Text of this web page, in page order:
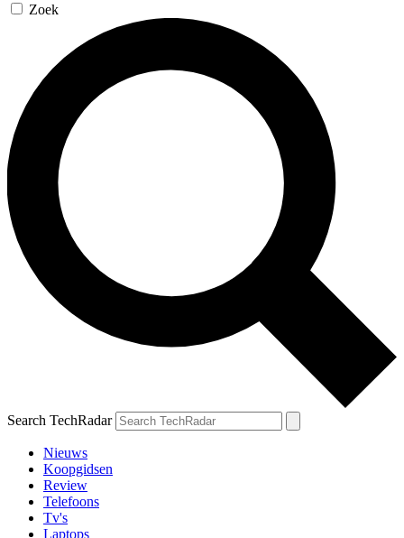
Zoek
Search TechRadar
Nieuws
Koopgidsen
Review
Telefoons
Tv's
Laptops